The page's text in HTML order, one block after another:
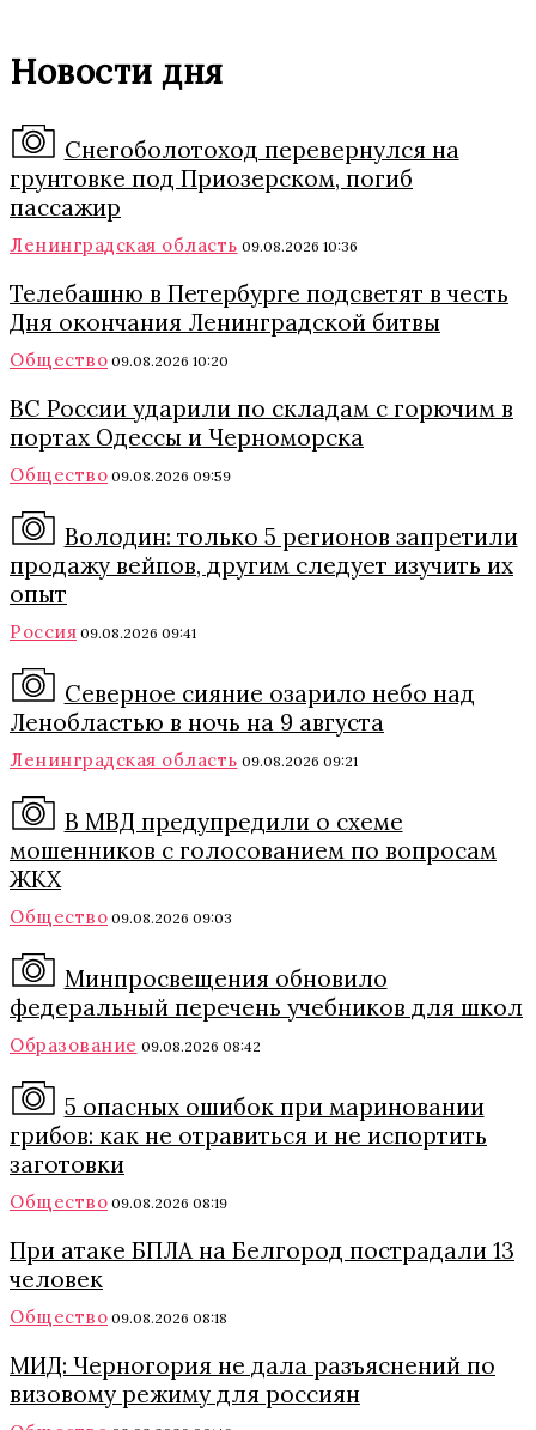
Новости дня
Снегоболотоход перевернулся на
грунтовке под Приозерском, погиб
пассажир
Ленинградская область 09.08.2026 10:36
Телебашню в Петербурге подсветят в честь
Дня окончания Ленинградской битвы
Общество 09.08.2026 10:20
ВС России ударили по складам с горючим в
портах Одессы и Черноморска
Общество 09.08.2026 09:59
Володин: только 5 регионов запретили
продажу вейпов, другим следует изучить их
опыт
Россия 09.08.2026 09:41
Северное сияние озарило небо над
Ленобластью в ночь на 9 августа
Ленинградская область 09.08.2026 09:21
В МВД предупредили о схеме
мошенников с голосованием по вопросам
ЖКХ
Общество 09.08.2026 09:03
Минпросвещения обновило
федеральный перечень учебников для школ
Образование 09.08.2026 08:42
5 опасных ошибок при мариновании
грибов: как не отравиться и не испортить
заготовки
Общество 09.08.2026 08:19
При атаке БПЛА на Белгород пострадали 13
человек
Общество 09.08.2026 08:18
МИД: Черногория не дала разъяснений по
визовому режиму для россиян